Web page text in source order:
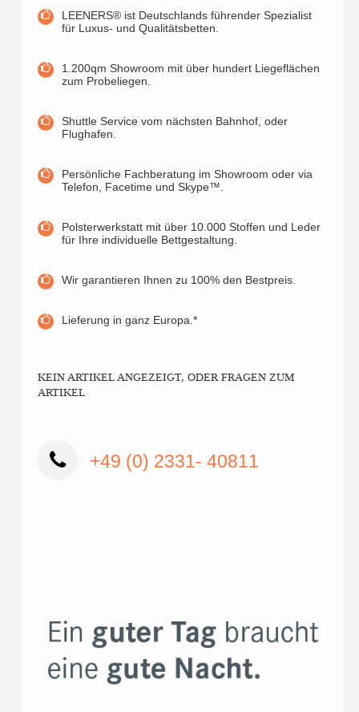
LEENERS® ist Deutschlands führender Spezialist
für Luxus- und Qualitätsbetten.
1.200qm Showroom mit über hundert Liegeflächen
zum Probeliegen.
Shuttle Service vom nächsten Bahnhof, oder
Flughafen.
Persönliche Fachberatung im Showroom oder via
Telefon, Facetime und Skype™.
Polsterwerkstatt mit über 10.000 Stoffen und Leder
für Ihre individuelle Bettgestaltung.
Wir garantieren Ihnen zu 100% den Bestpreis.
Lieferung in ganz Europa.*
KEIN ARTIKEL ANGEZEIGT, ODER FRAGEN ZUM
ARTIKEL
+49 (0) 2331- 40811